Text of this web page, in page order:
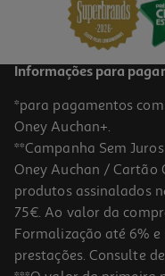
Auriculares Half In Ear
Informações para
*para pagamentos
Oney Auchan+.
**Campanha Sem
Oney Auchan / Cartão
produtos assinalados
75€. Ao valor da
Formalização até 6%
prestações. Consulte